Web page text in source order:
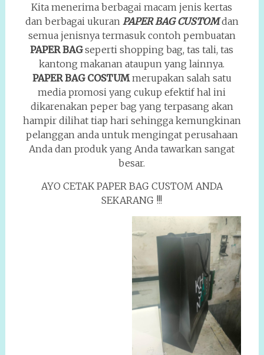
Kita menerima berbagai macam jenis kertas
dan berbagai ukuran PAPER BAG CUSTOMdan
semua jenisnya termasuk contoh pembuatan
PAPER BAGseperti shopping bag, tas tali, tas
kantong makanan ataupun yang lainnya.
PAPER BAG COSTUMmerupakan salah satu
media promosi yang cukup efektif hal ini
dikarenakan peper bag yang terpasang akan
hampir dilihat tiap hari sehingga kemungkinan
pelanggan anda untuk mengingat perusahaan
Anda dan produk yang Anda tawarkan sangat
besar.
AYO CETAK PAPER BAG CUSTOM ANDA
SEKARANG !!!